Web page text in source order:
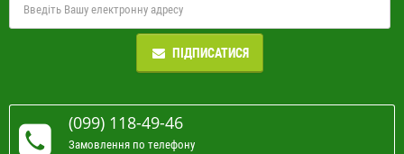
ПІДПИСАТИСЯ
(099) 118-49-46
Замовлення по телефону